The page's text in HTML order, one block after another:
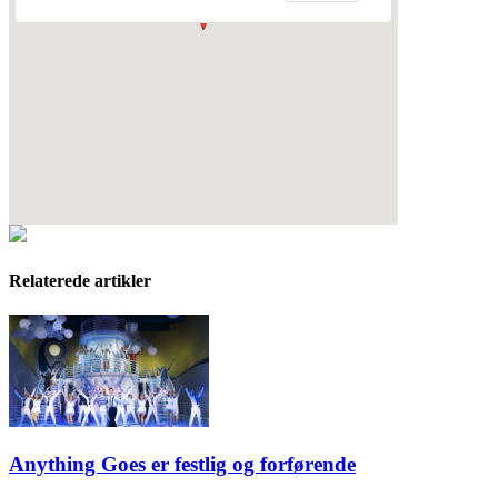
Relaterede artikler
Anything Goes er festlig og forførende